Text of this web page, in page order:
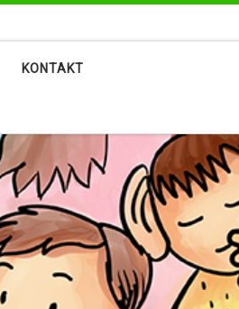
KONTAKT